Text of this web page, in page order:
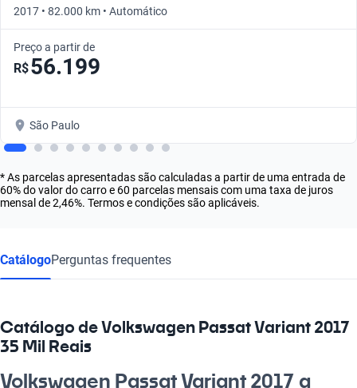
2017 • 82.000 km • Automático
Preço a partir de
R$56.199
São Paulo
* As parcelas apresentadas são calculadas a partir de uma entrada de
60% do valor do carro e 60 parcelas mensais com uma taxa de juros
mensal de 2,46%. Termos e condições são aplicáveis.
CatálogoPerguntas frequentes
Catálogo de Volkswagen Passat Variant 2017
35 Mil Reais
Volkswagen Passat Variant 2017 a